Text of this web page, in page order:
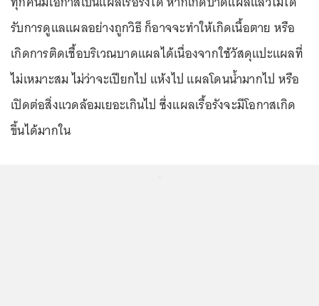
รับการดูแลแผลอย่างถูกวิธี ก็อาจจะทำให้เกิดเนื้อตาย หรือ
เกิดการติดเชื้อบริเวณบาดแผลได้เนื่องจากใช้วัสดุแปะแผลที่
ไม่เหมาะสม ไม่ว่าจะเปียกไป แห้งไป แผลโดนน้ำมากไป หรือ
เปิดต่อสิ่งแวดล้อมเยอะเกินไป ซึ่งแผลเรื้อรังจะมีโอกาสเกิด
ขึ้นได้มากใน